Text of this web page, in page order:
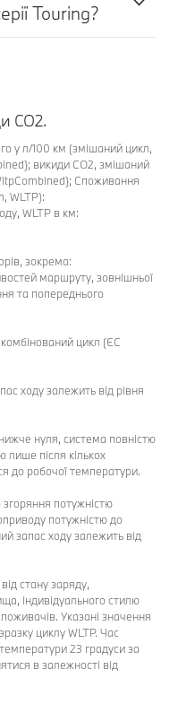
Touring?
CO2.
у л/100 км (змішаний цикл,
викиди CO2, змішаний
Споживання
WLTP):
WLTP в км:
зокрема:
маршруту, зовнішньої
та попереднього
цикл (ЄC
ходу залежить від рівня
нуля, система повністю
лише після кількох
до робочої температури.
згоряння потужністю
потужністю до
запас ходу залежить від
стану заряду,
індивідуального стилю
Указані значення
циклу WLTP. Час
23 градуси за
в залежності від